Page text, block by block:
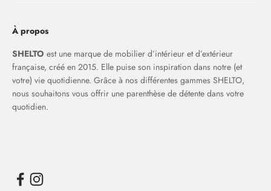
À propos
SHELTO est une marque de mobilier d’intérieur et d’extérieur
française, créé en 2015. Elle puise son inspiration dans notre (et
votre) vie quotidienne. Grâce à nos différentes gammes SHELTO,
nous souhaitons vous offrir une parenthèse de détente dans votre
quotidien.